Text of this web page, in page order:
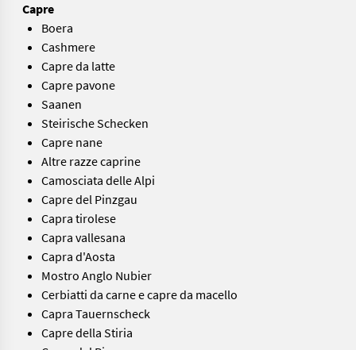
Capre
Boera
Cashmere
Capre da latte
Capre pavone
Saanen
Steirische Schecken
Capre nane
Altre razze caprine
Camosciata delle Alpi
Capre del Pinzgau
Capra tirolese
Capra vallesana
Capra d'Aosta
Mostro Anglo Nubier
Cerbiatti da carne e capre da macello
Capra Tauernscheck
Capre della Stiria